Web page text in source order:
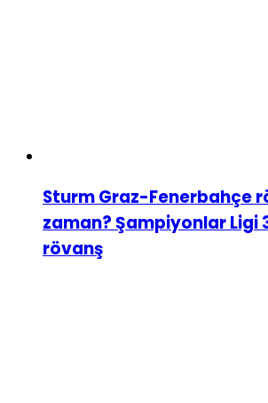
Sturm Graz-Fenerbahçe
zaman? Şampiyonlar Ligi
rövanş